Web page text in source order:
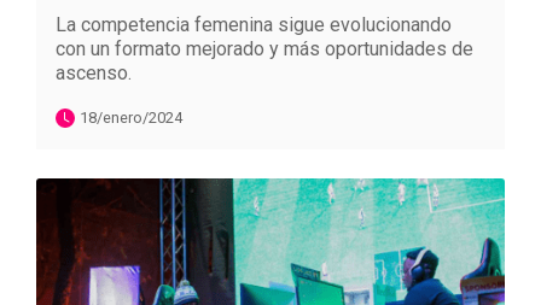
La competencia femenina sigue evolucionando
con un formato mejorado y más oportunidades de
ascenso.
18/enero/2024